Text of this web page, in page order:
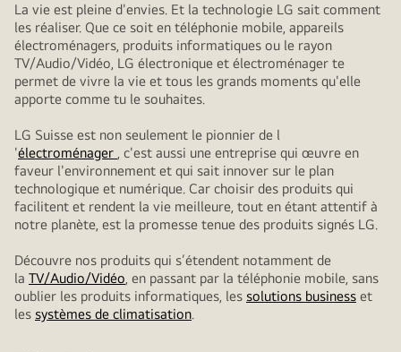
La vie est pleine d'envies. Et la technologie LG sait comment
les réaliser. Que ce soit en téléphonie mobile, appareils
électroménagers, produits informatiques ou le rayon
TV/Audio/Vidéo, LG électronique et électroménager te
permet de vivre la vie et tous les grands moments qu'elle
apporte comme tu le souhaites.
LG Suisse est non seulement le pionnier de l
'électroménager , c'est aussi une entreprise qui œuvre en
faveur l'environnement et qui sait innover sur le plan
technologique et numérique. Car choisir des produits qui
facilitent et rendent la vie meilleure, tout en étant attentif à
notre planète, est la promesse tenue des produits signés LG.
Découvre nos produits qui s’étendent notamment de
la TV/Audio/Vidéo, en passant par la téléphonie mobile, sans
oublier les produits informatiques, les solutions business et
les systèmes de climatisation.